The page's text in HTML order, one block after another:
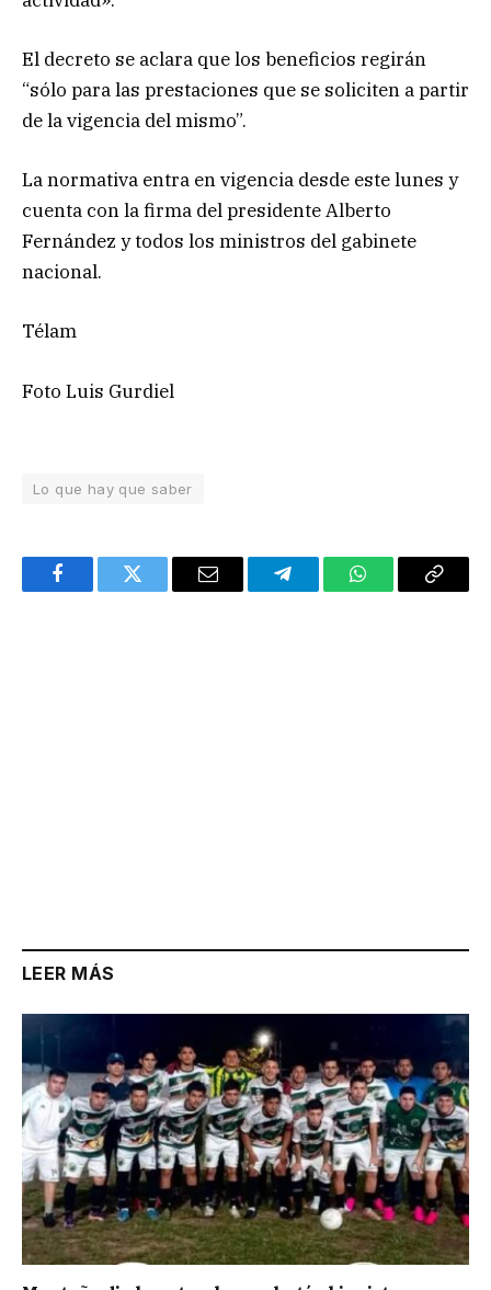
El decreto se aclara que los beneficios regirán
“sólo para las prestaciones que se soliciten a partir
de la vigencia del mismo”.
La normativa entra en vigencia desde este lunes y
cuenta con la firma del presidente Alberto
Fernández y todos los ministros del gabinete
nacional.
Télam
Foto Luis Gurdiel
Lo que hay que saber
FacebookTwitter Email TelegramWhatsAppCopy
LEER MÁS